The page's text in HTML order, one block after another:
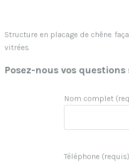
Structure en placage de chêne.
vitrées.
Posez-nous vos
Nom complet
Téléphone (requis)